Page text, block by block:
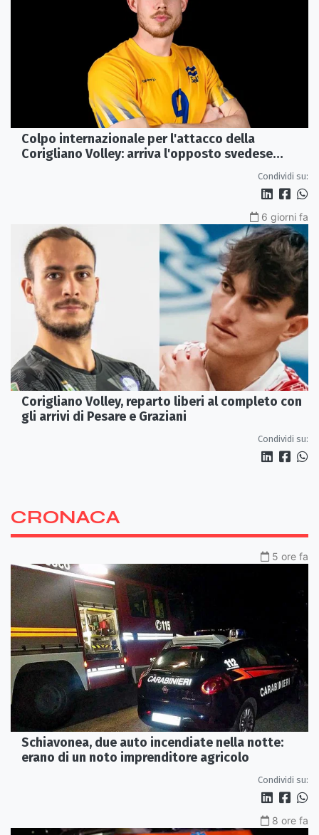
Colpo internazionale per l'attacco della
Corigliano Volley: arriva l'opposto svedese
Condividi su:
6 giorni fa
Corigliano Volley, reparto liberi al completo con
gli arrivi di Pesare e Graziani
Condividi su:
CRONACA
5 ore fa
Schiavonea, due auto incendiate nella notte:
erano di un noto imprenditore agricolo
Condividi su:
8 ore fa